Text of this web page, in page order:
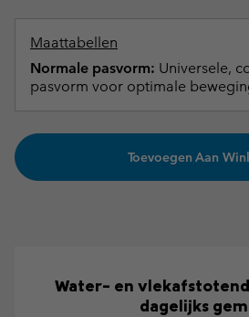
Maattabellen
Normale pasvorm: Universele,
pasvorm voor optimale
Toevoegen Aan
Water- en
dagelijks